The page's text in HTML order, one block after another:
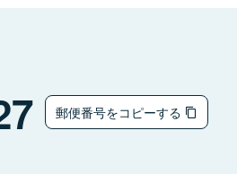
郵便番号をコピーする